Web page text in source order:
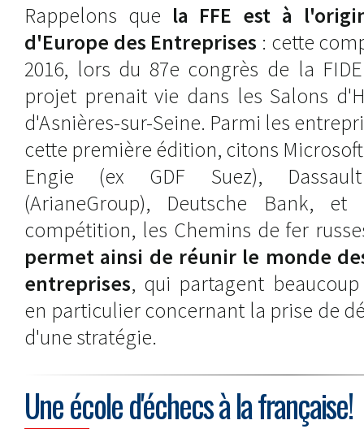
Rappelons que la FFE est à
d'Europe des Entreprises : cette
2016, lors du 87e congrès de la
projet prenait vie dans les Salons
d'Asnières-sur-Seine. Parmi les
cette première édition, citons
Engie (ex GDF Suez),
(ArianeGroup), Deutsche Bank,
compétition, les Chemins de fer
permet ainsi de réunir le monde
entreprises, qui partagent
en particulier concernant la prise de
d'une stratégie.
Une école d'échecs à la française!